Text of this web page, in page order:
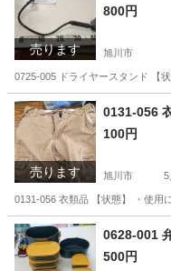
売ります
800円
旭川市
0725-005 ドライヤースタンド 【
北海道 旭川市 携帯アク
売ります
0131-056
100円
旭川市 5
0131-056 衣類品 【状態】 ・使用
北海道 旭川市 服/ファ
0628-001
500円